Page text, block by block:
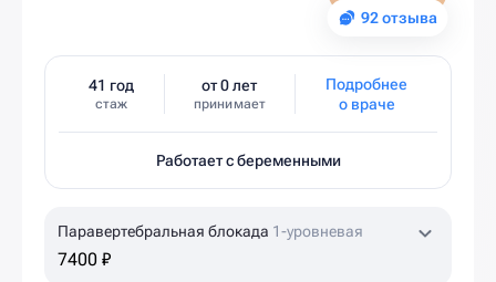
92 отзыва
41 год
стаж
от 0 лет
принимает
Подробнее
о враче
Работает с беременными
Паравертебральная блокада 1-уровневая
7400 ₽